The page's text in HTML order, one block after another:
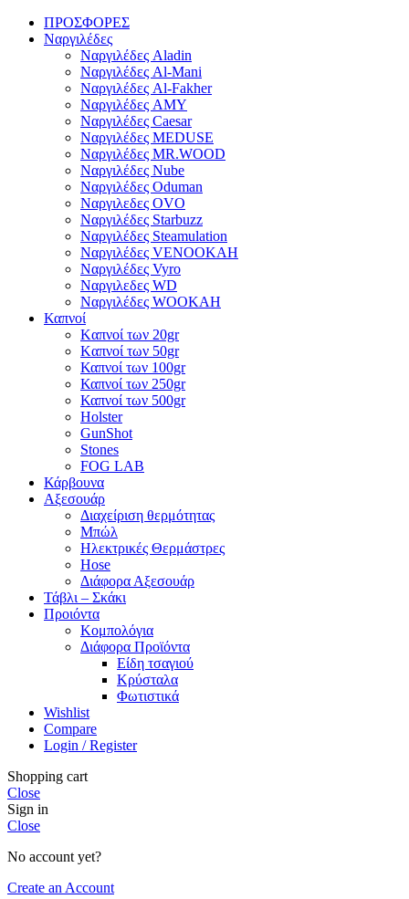
ΠΡΟΣΦΟΡΕΣ
Ναργιλέδες
Ναργιλέδες Aladin
Ναργιλέδες Al-Mani
Ναργιλέδες Al-Fakher
Ναργιλέδες AΜΥ
Ναργιλέδες Caesar
Ναργιλέδες MEDUSE
Ναργιλέδες MR.WOOD
Ναργιλέδες Nube
Ναργιλέδες Oduman
Ναργιλεδες OVO
Ναργιλέδες Starbuzz
Ναργιλέδες Steamulation
Ναργιλέδες VENOOKAH
Ναργιλέδες Vyro
Ναργιλεδες WD
Ναργιλέδες WOOKAH
Καπνοί
Kαπνοί των 20gr
Kαπνοί των 50gr
Καπνοί των 100gr
Καπνοί των 250gr
Καπνοί των 500gr
Holster
GunShot
Stones
FOG LAB
Κάρβουνα
Αξεσουάρ
Διαχείριση θερμότητας
Μπώλ
Ηλεκτρικές Θερμάστρες
Hose
Διάφορα Αξεσουάρ
Τάβλι – Σκάκι
Προιόντα
Κομπολόγια
Διάφορα Προϊόντα
Είδη τσαγιού
Κρύσταλα
Φωτιστικά
Wishlist
Compare
Login / Register
Shopping cart
Close
Sign in
Close
No account yet?
Create an Account